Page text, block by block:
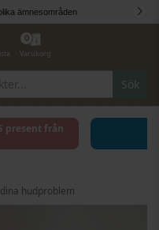
ämnesområden
Sök
0
Varukorg
present från
hudproblem